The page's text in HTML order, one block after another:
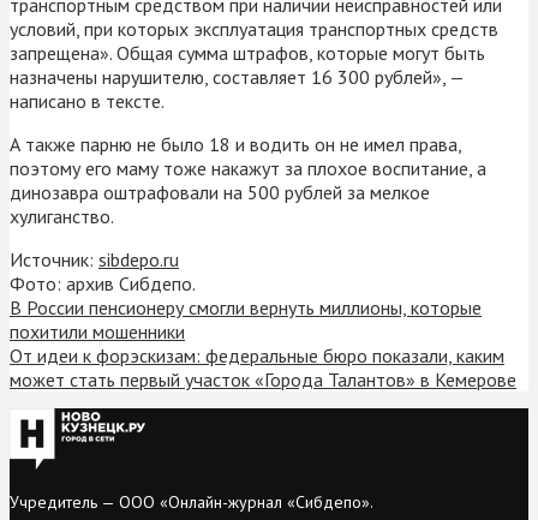
условий, при которых эксплуатация транспортных средств
запрещена». Общая сумма штрафов, которые могут быть
назначены нарушителю, составляет 16 300 рублей», —
написано в тексте.
А также парню не было 18 и водить он не имел права,
поэтому его маму тоже накажут за плохое воспитание, а
динозавра оштрафовали на 500 рублей за мелкое
хулиганство.
Источник: sibdepo.ru
Фото: архив Сибдепо.
В России пенсионеру смогли вернуть миллионы, которые
похитили мошенники
От идеи к форэскизам: федеральные бюро показали, каким
может стать первый участок «Города Талантов» в Кемерове
Учредитель — ООО «Онлайн-журнал «Сибдепо».